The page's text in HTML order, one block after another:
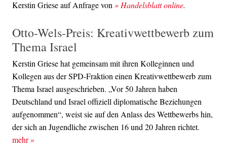
Kerstin Griese auf Anfrage von » Handelsblatt online.
Otto-Wels-Preis: Kreativwettbewerb zum
Thema Israel
Kerstin Griese hat gemeinsam mit ihren Kolleginnen und
Kollegen aus der SPD-Fraktion einen Kreativwettbewerb zum
Thema Israel ausgeschrieben. „Vor 50 Jahren haben
Deutschland und Israel offiziell diplomatische Beziehungen
aufgenommen“, weist sie auf den Anlass des Wettbewerbs hin,
der sich an Jugendliche zwischen 16 und 20 Jahren richtet.
mehr»